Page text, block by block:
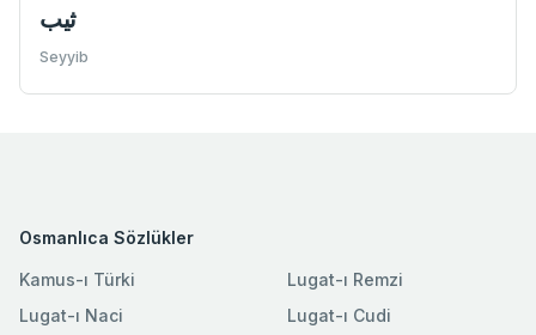
ثيب
Seyyib
Osmanlıca Sözlükler
Kamus-ı Türki
Lugat-ı Naci
Lugat-ı Remzi
Lugat-ı Cudi